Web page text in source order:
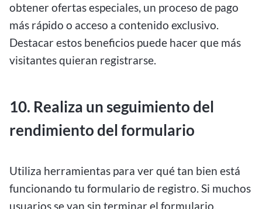
obtener ofertas especiales, un proceso de pago
más rápido o acceso a contenido exclusivo.
Destacar estos beneficios puede hacer que más
visitantes quieran registrarse.
10. Realiza un seguimiento del
rendimiento del formulario
Utiliza herramientas para ver qué tan bien está
funcionando tu formulario de registro. Si muchos
usuarios se van sin terminar el formulario,